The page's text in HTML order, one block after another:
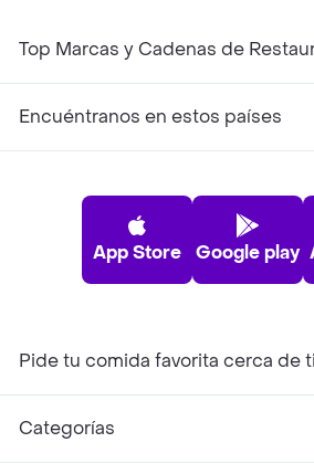
Top Marcas y Cadenas de
Encuéntranos en estos países
App Store Google play
Pide tu comida favorita cerca de ti
Categorías